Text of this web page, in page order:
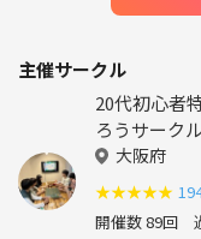
主催サークル
20代初心者
ろうサークル
大阪府
★★★★★
開催数 89回